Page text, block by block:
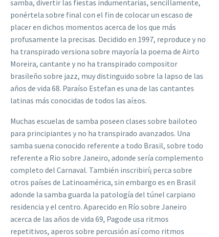
samba, divertir las fiestas indumentarias, sencillamente,
ponértela sobre final con el fin de colocar un escaso de
placer en dichos momentos acerca de los que más
profusamente la precisas. Decidido en 1997, reproduce y no
ha transpirado versiona sobre mayoría la poema de Airto
Moreira, cantante y no ha transpirado compositor
brasileño sobre jazz, muy distinguido sobre la lapso de las
años de vida 68. Paraíso Estefan es una de las cantantes
latinas más conocidas de todos las aí±os.
Muchas escuelas de samba poseen clases sobre bailoteo
para principiantes y no ha transpirado avanzados. Una
samba suena conocido referente a todo Brasil, sobre todo
referente a Rio sobre Janeiro, adonde serí­a complemento
completo del Carnaval. También inscribirí¡ perca sobre
otros países de Latinoamérica, sin embargo es en Brasil
adonde la samba guarda la patologí­a del túnel carpiano
residencia y el centro. Aparecido en Río sobre Janeiro
acerca de las años de vida 69, Pagode usa ritmos
repetitivos, aperos sobre percusión así­ como ritmos